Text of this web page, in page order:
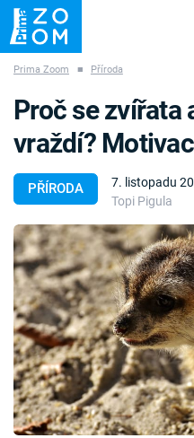
ZÁHADY VETŘELCI
Témata
Témata
Pořady
TV Program
Časopis
Prima Zoom ■ Příroda
PŘÍRODA
7. listopadu
Topi Pigula
Proč se zvířata
vraždí?